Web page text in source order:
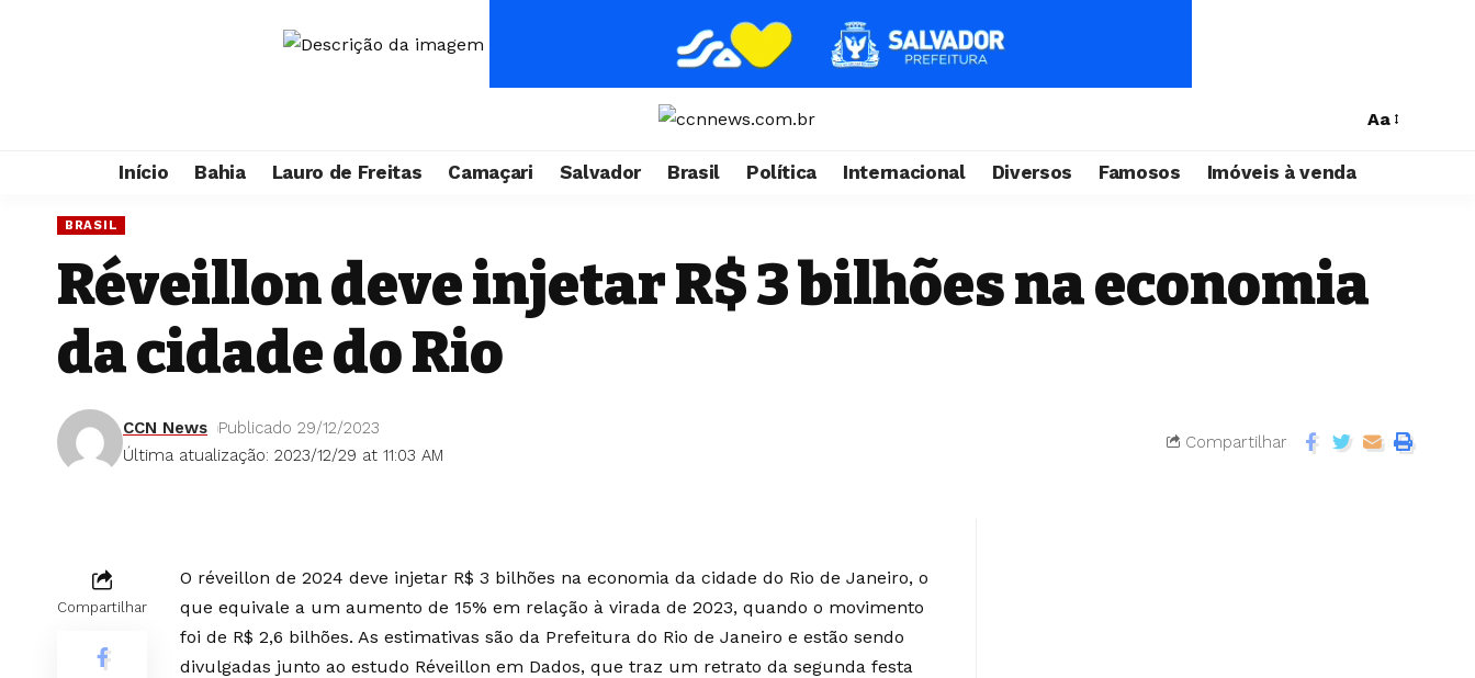
Aa
Início Bahia Lauro de Freitas Camaçari Salvador Brasil Política Internacional Diversos Famosos Imóveis à venda
BRASIL
Réveillon deve injetar R$ 3 bilhões na economia
da cidade do Rio
Última atualização: 2023/12/29 at 11:03 AM
CCN News Publicado 29/12/2023
Compartilhar
Compartilhar
O réveillon de 2024 deve injetar R$ 3 bilhões na economia da cidade do Rio de Janeiro, o
que equivale a um aumento de 15% em relação à virada de 2023, quando o movimento
foi de R$ 2,6 bilhões. As estimativas são da Prefeitura do Rio de Janeiro e estão sendo
divulgadas junto ao estudo Réveillon em Dados, que traz um retrato da segunda festa